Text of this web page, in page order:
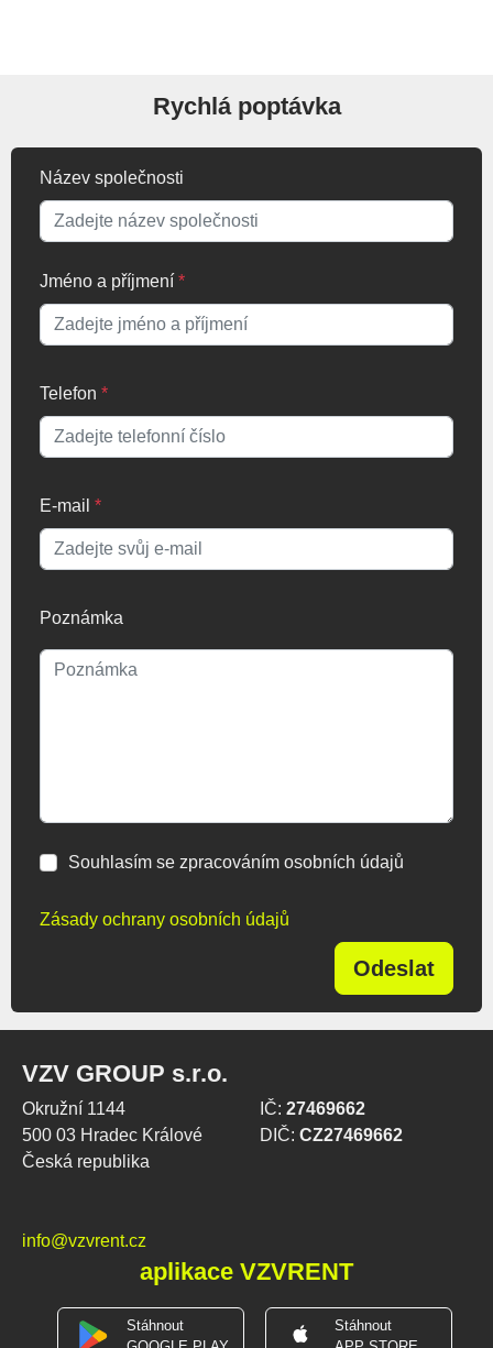
Rychlá poptávka
Název společnosti
Jméno a příjmení *
Telefon *
E-mail *
Poznámka
Souhlasím se zpracováním osobních údajů
Zásady ochrany osobních údajů
Odeslat
VZV GROUP s.r.o.
Okružní 1144
500 03 Hradec Králové
Česká republika
IČ: 27469662
DIČ: CZ27469662
info@vzvrent.cz
aplikace VZVRENT
Stáhnout
Stáhnout